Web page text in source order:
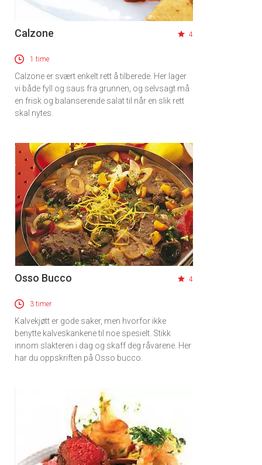
Calzone 4
1 time
Calzone er svært enkelt rett å tilberede. Her lager
vi både fyll og saus fra grunnen, og selvsagt må
en frisk og balanserende salat til når en slik rett
skal nytes.
Osso Bucco 4
3 timer
Kalvekjøtt er gode saker, men hvorfor ikke
benytte kalveskankene til noe spesielt. Stikk
innom slakteren i dag og skaff deg råvarene. Her
har du oppskriften på Osso bucco.